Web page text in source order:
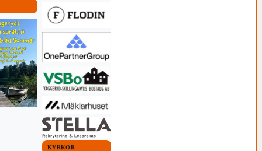
KYRKOR